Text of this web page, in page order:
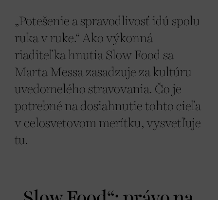
„Potešenie a spravodlivosť idú spolu
ruka v ruke.“ Ako výkonná
riaditeľka hnutia Slow Food sa
Marta Messa zasadzuje za kultúru
uvedomelého stravovania. Čo je
potrebné na dosiahnutie tohto cieľa
v celosvetovom merítku, vysvetľuje
tu.